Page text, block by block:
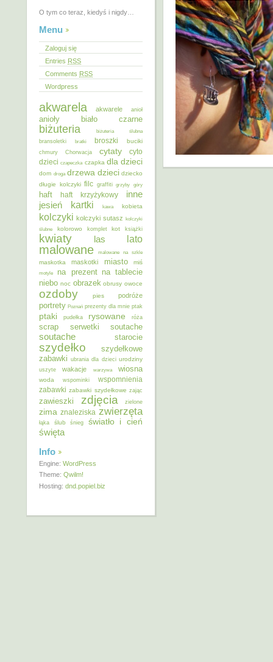
O tym co teraz, kiedyś i nigdy…
Menu
Zaloguj się
Entries RSS
Comments RSS
Wordpress
akwarela akwarele anioł
anioły biało czarne
biżuteria
biżuteria ślubna
bransoletki
bratki broszki buciki
chmury Chorwacja cytaty
cyto
dzieci czapeczka czapka dla dzieci
dom droga drzewa dzieci dziecko
długie kolczyki filc graffiti grzyby góry
haft haft krzyżykowy inne
jesień kartki kawa kobieta
kolczyki kolczyki sutasz kolczyki
ślubne
kolorowo komplet kot książki
kwiaty las lato
malowane malowane na szkle
maskotka maskotki miasto miś
motyle na prezent na tablecie
niebo noc obrazek obrusy owoce
ozdoby pies podróże
portrety Poznań prezenty dla mnie ptak
ptaki pudełka rysowane róża
scrap serwetki soutache
soutache starocie
szydełko
szydełkowe
zabawki ubrania dla dzieci urodziny
uszyte wakacje warzywa wiosna
woda wspominki
wspomnienia
zabawki zabawki szydełkowe zając
zawieszki zdjęcia zielone
zima znaleziska zwierzęta
łąka ślub śnieg światło i cień
święta
Info
Engine: WordPress
Theme: Qwilm!
Hosting: dnd.popiel.biz